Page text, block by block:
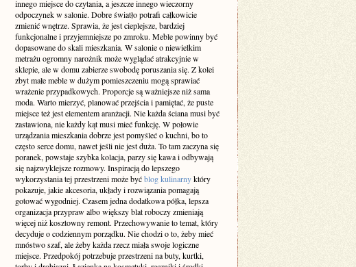
innego miejsce do czytania, a jeszcze innego wieczorny
odpoczynek w salonie. Dobre światło potrafi całkowicie
zmienić wnętrze. Sprawia, że jest cieplejsze, bardziej
funkcjonalne i przyjemniejsze po zmroku. Meble powinny być
dopasowane do skali mieszkania. W salonie o niewielkim
metrażu ogromny narożnik może wyglądać atrakcyjnie w
sklepie, ale w domu zabierze swobodę poruszania się. Z kolei
zbyt małe meble w dużym pomieszczeniu mogą sprawiać
wrażenie przypadkowych. Proporcje są ważniejsze niż sama
moda. Warto mierzyć, planować przejścia i pamiętać, że puste
miejsce też jest elementem aranżacji. Nie każda ściana musi być
zastawiona, nie każdy kąt musi mieć funkcję. W połowie
urządzania mieszkania dobrze jest pomyśleć o kuchni, bo to
często serce domu, nawet jeśli nie jest duża. To tam zaczyna się
poranek, powstaje szybka kolacja, parzy się kawa i odbywają
się najzwyklejsze rozmowy. Inspiracją do lepszego
wykorzystania tej przestrzeni może byćblog kulinarnyktóry
pokazuje, jakie akcesoria, układy i rozwiązania pomagają
gotować wygodniej. Czasem jedna dodatkowa półka, lepsza
organizacja przypraw albo większy blat roboczy zmieniają
więcej niż kosztowny remont. Przechowywanie to temat, który
decyduje o codziennym porządku. Nie chodzi o to, żeby mieć
mnóstwo szaf, ale żeby każda rzecz miała swoje logiczne
miejsce. Przedpokój potrzebuje przestrzeni na buty, kurtki,